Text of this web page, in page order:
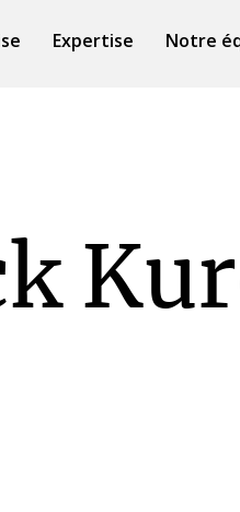
Expertise Notre